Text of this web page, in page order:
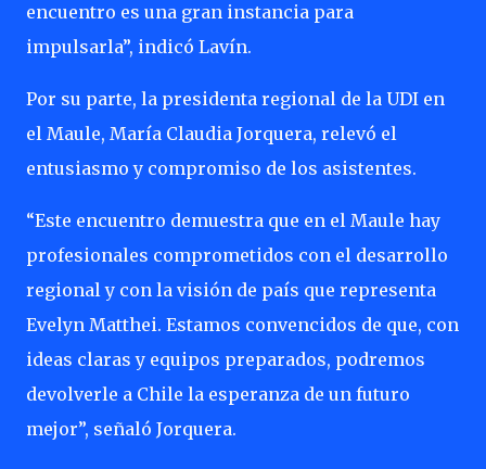
encuentro es una gran instancia para
impulsarla”, indicó Lavín.
Por su parte, la presidenta regional de la UDI en
el Maule, María Claudia Jorquera, relevó el
entusiasmo y compromiso de los asistentes.
“Este encuentro demuestra que en el Maule hay
profesionales comprometidos con el desarrollo
regional y con la visión de país que representa
Evelyn Matthei. Estamos convencidos de que, con
ideas claras y equipos preparados, podremos
devolverle a Chile la esperanza de un futuro
mejor”, señaló Jorquera.